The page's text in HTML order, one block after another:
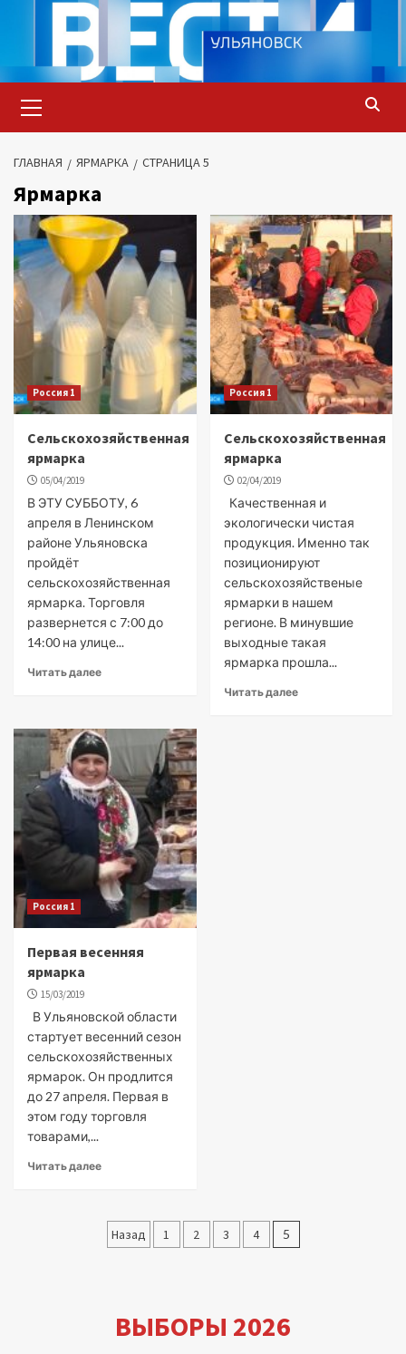
содержимому
меню
ГЛАВНАЯ ЯРМАРКА СТРАНИЦА 5
Ярмарка
Россия 1
Сельскохозяйственная
ярмарка
05/04/2019
В ЭТУ СУББОТУ, 6
апреля в Ленинском
районе Ульяновска
пройдёт
сельскохозяйственная
ярмарка. Торговля
развернется с 7:00 до
14:00 на улице...
Читать далее
Россия 1
Сельскохозяйственная
ярмарка
02/04/2019
Качественная и
экологически чистая
продукция. Именно так
позиционируют
сельскохозяйственые
ярмарки в нашем
регионе. В минувшие
выходные такая
ярмарка прошла...
Читать далее
Россия 1
Первая весенняя
ярмарка
15/03/2019
В Ульяновской области
стартует весенний сезон
сельскохозяйственных
ярмарок. Он продлится
до 27 апреля. Первая в
этом году торговля
товарами,...
Читать далее
Пагинация
Назад 1 2 3 4 5
ВЫБОРЫ 2026